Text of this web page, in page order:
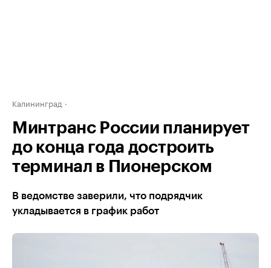
Калининград
Минтранс России планирует
до конца года достроить
терминал в Пионерском
В ведомстве заверили, что подрядчик
укладывается в график работ